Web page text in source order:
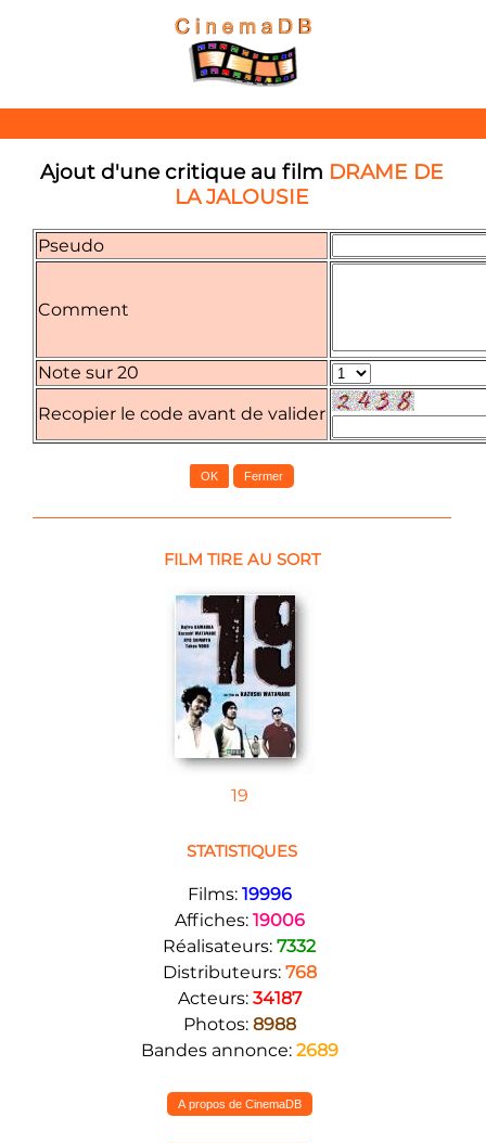
Ajout d'une critique au film DRAME DE
LA JALOUSIE
Pseudo
Comment
Note sur 20
Recopier le code avant de valider
FILM TIRE AU SORT
19
STATISTIQUES
Films: 19996
Affiches: 19006
Réalisateurs: 7332
Distributeurs: 768
Acteurs: 34187
Photos: 8988
Bandes annonce: 2689
A propos de CinemaDB